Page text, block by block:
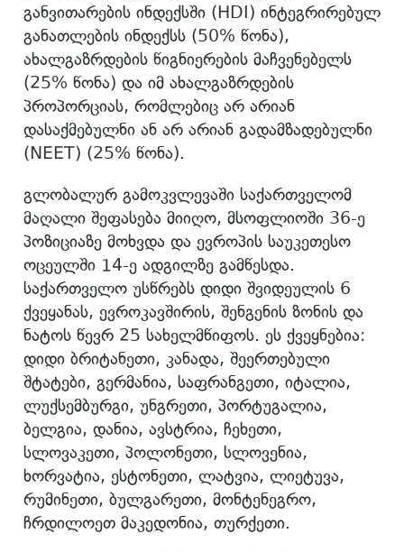
განვითარების ინდექსში (HDI) ინტეგრირებულ
განათლების ინდექსს (50% წონა),
ახალგაზრდების წიგნიერების მაჩვენებელს
(25% წონა) და იმ ახალგაზრდების
პროპორციას, რომლებიც არ არიან
დასაქმებულნი ან არ არიან გადამზადებულნი
(NEET) (25% წონა).
გლობალურ გამოკვლევაში საქართველომ
მაღალი შეფასება მიიღო, მსოფლიოში 36-ე
პოზიციაზე მოხვდა და ევროპის საუკეთესო
ოცეულში 14-ე ადგილზე გამწესდა.
საქართველო უსწრებს დიდი შვიდეულის 6
ქვეყანას, ევროკავშირის, შენგენის ზონის და
ნატოს წევრ 25 სახელმწიფოს. ეს ქვეყნებია:
დიდი ბრიტანეთი, კანადა, შეერთებული
შტატები, გერმანია, საფრანგეთი, იტალია,
ლუქსემბურგი, უნგრეთი, პორტუგალია,
ბელგია, დანია, ავსტრია, ჩეხეთი,
სლოვაკეთი, პოლონეთი, სლოვენია,
ხორვატია, ესტონეთი, ლატვია, ლიეტუვა,
რუმინეთი, ბულგარეთი, მონტენეგრო,
ჩრდილოეთ მაკედონია, თურქეთი.